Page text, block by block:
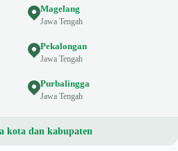
Magelang
Jawa Tengah
Pekalongan
Jawa Tengah
Purbalingga
Jawa Tengah
kota dan kabupaten